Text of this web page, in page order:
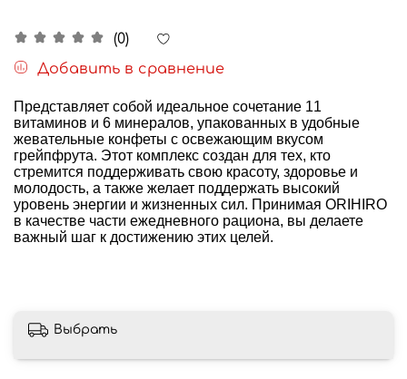
(0)
Добавить в сравнение
Представляет собой идеальное сочетание 11
витаминов и 6 минералов, упакованных в удобные
жевательные конфеты с освежающим вкусом
грейпфрута. Этот комплекс создан для тех, кто
стремится поддерживать свою красоту, здоровье и
молодость, а также желает поддержать высокий
уровень энергии и жизненных сил. Принимая ORIHIRO
в качестве части ежедневного рациона, вы делаете
важный шаг к достижению этих целей.
Выбрать